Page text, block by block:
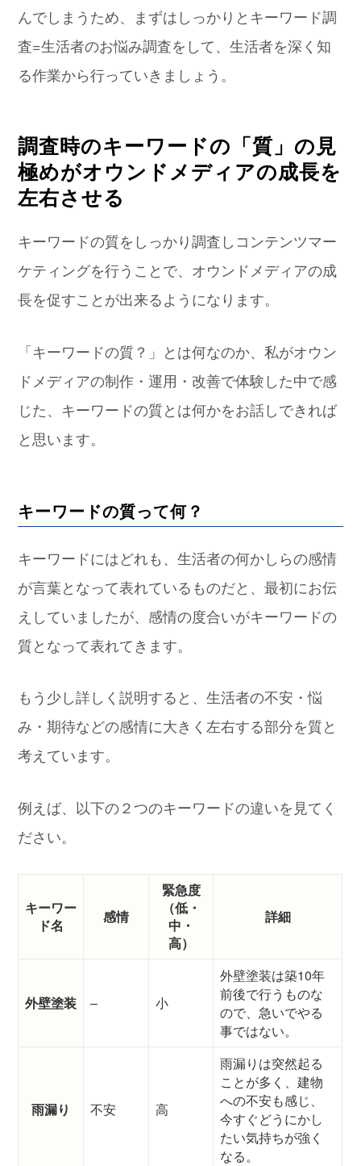
んでしまうため、まずはしっかりとキーワード調
査=生活者のお悩み調査をして、生活者を深く知
る作業から行っていきましょう。
調査時のキーワードの「質」の見
極めがオウンドメディアの成長を
左右させる
キーワードの質をしっかり調査しコンテンツマー
ケティングを行うことで、オウンドメディアの成
長を促すことが出来るようになります。
「キーワードの質？」とは何なのか、私がオウン
ドメディアの制作・運用・改善で体験した中で感
じた、キーワードの質とは何かをお話しできれば
と思います。
キーワードの質って何？
キーワードにはどれも、生活者の何かしらの感情
が言葉となって表れているものだと、最初にお伝
えしていましたが、感情の度合いがキーワードの
質となって表れてきます。
もう少し詳しく説明すると、生活者の不安・悩
み・期待などの感情に大きく左右する部分を質と
考えています。
例えば、以下の２つのキーワードの違いを見てく
ださい。
キーワー
ド名
感情
緊急度
（低・
中・
高）
詳細
外壁塗装 – 小
外壁塗装は築10年
前後で行うものな
ので、急いでやる
事ではない。
雨漏り 不安 高
雨漏りは突然起る
ことが多く、建物
への不安も感じ、
今すぐどうにかし
たい気持ちが強く
なる。